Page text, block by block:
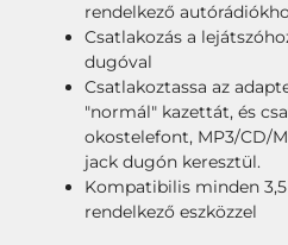
rendelkező
Csatlakozás a
dugóval
Csatlakoztassa az
"normál" kazettát, és
okostelefont, MP3/CD/
jack dugón keresztül.
Kompatibilis minden
rendelkező eszközzel